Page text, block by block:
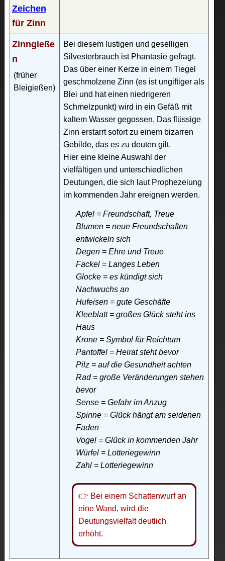
Zeichen
für Zinn
Zinngieße
n
(früher
Bleigießen)
Bei diesem lustigen und geselligen
Silvesterbrauch ist Phantasie gefragt.
Das über einer Kerze in einem Tiegel
geschmolzene Zinn (es ist ungiftiger als
Blei und hat einen niedrigeren
Schmelzpunkt) wird in ein Gefäß mit
kaltem Wasser gegossen. Das flüssige
Zinn erstarrt sofort zu einem bizarren
Gebilde, das es zu deuten gilt.
Hier eine kleine Auswahl der
vielfältigen und unterschiedlichen
Deutungen, die sich laut Prophezeiung
im kommenden Jahr ereignen werden.
Apfel = Freundschaft, Treue
Blumen = neue Freundschaften
entwickeln sich
Degen = Ehre und Treue
Fackel = Langes Leben
Glocke = es kündigt sich
Nachwuchs an
Hufeisen = gute Geschäfte
Kleeblatt = großes Glück steht ins
Haus
Krone = Symbol für Reichtum
Pantoffel = Heirat steht bevor
Pilz = auf die Gesundheit achten
Rad = große Veränderungen stehen
bevor
Sense = Gefahr im Anzug
Spinne = Glück hängt am seidenen
Faden
Vogel = Glück in kommenden Jahr
Würfel = Lotteriegewinn
Zahl = Lotteriegewinn
👉 Bei einem Schattenwurf an
eine Wand, wird die
Deutungsvielfalt deutlich
erhöht.